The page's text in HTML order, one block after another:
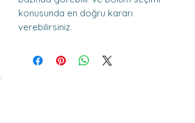
konusunda en doğru kararı
verebilirsiniz.